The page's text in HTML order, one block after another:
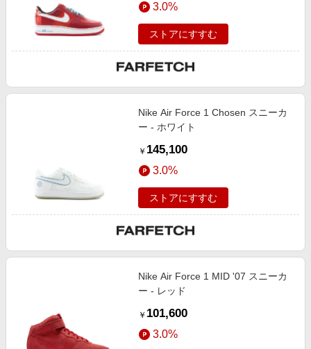
3.0%
ストアにすすむ
Nike Air Force 1 Chosen スニーカ
ー - ホワイト
￥ 145,100
3.0%
ストアにすすむ
Nike Air Force 1 MID '07 スニーカ
ー - レッド
￥ 101,600
3.0%